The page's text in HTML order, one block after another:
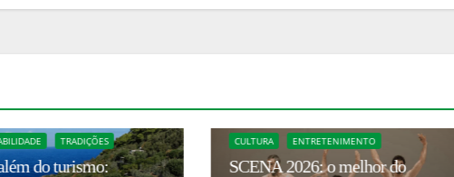
ENTRETENIMENTO
2026: o melhor do
CULTURA CULTURA E TURISMO
HISTÓRIA E CULTURA
Restaurada, Villa Blanc